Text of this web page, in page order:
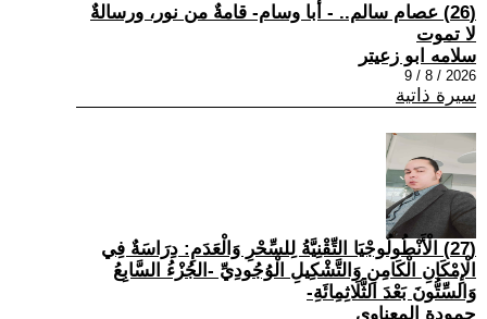
(26) عصام سالم.. - أبا وسام- قامةٌ من نور، ورسالةٌ
لا تموت
سلامه ابو زعيتر
2026 / 8 / 9
سيرة ذاتية
(27) الْأَنْطُولُوجْيَا التِّقْنِيَّةُ لِلسِّحْرِ وَالْعَدَمِ: دِرَاسَةٌ فِي
الْإِمْكَانِ الْكَامِنِ وَالتَّشْكِيلِ الْوُجُودِيِّ -الجُزْءُ السَّابِعُ
وَالسِّتُّونَ بَعْدَ الثَّلَاثِمِائَةِ-
حمودة المعناوي